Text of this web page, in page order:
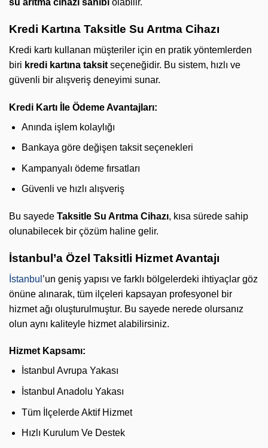
su arıtma cihazı sahibi olabilir.
Kredi Kartına Taksitle Su Arıtma Cihazı
Kredi kartı kullanan müşteriler için en pratik yöntemlerden
biri kredi kartına taksit seçeneğidir. Bu sistem, hızlı ve
güvenli bir alışveriş deneyimi sunar.
Kredi Kartı İle Ödeme Avantajları:
Anında işlem kolaylığı
Bankaya göre değişen taksit seçenekleri
Kampanyalı ödeme fırsatları
Güvenli ve hızlı alışveriş
Bu sayede Taksitle Su Arıtma Cihazı, kısa sürede sahip
olunabilecek bir çözüm haline gelir.
İstanbul’a Özel Taksitli Hizmet Avantajı
İstanbul ’un geniş yapısı ve farklı bölgelerdeki ihtiyaçlar göz
önüne alınarak, tüm ilçeleri kapsayan profesyonel bir
hizmet ağı oluşturulmuştur. Bu sayede nerede olursanız
olun aynı kaliteyle hizmet alabilirsiniz.
Hizmet Kapsamı:
İstanbul Avrupa Yakası
İstanbul Anadolu Yakası
Tüm İlçelerde Aktif Hizmet
Hızlı Kurulum Ve Destek